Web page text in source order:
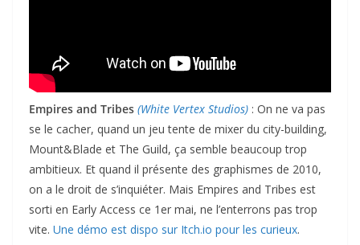
Empires and Tribes (White Vertex Studios) : On ne va pas
se le cacher, quand un jeu tente de mixer du city-building,
Mount&Blade et The Guild, ça semble beaucoup trop
ambitieux. Et quand il présente des graphismes de 2010,
on a le droit de s’inquiéter. Mais Empires and Tribes est
sorti en Early Access ce 1er mai, ne l’enterrons pas trop
vite. Une démo est dispo sur Itch.io pour les curieux.